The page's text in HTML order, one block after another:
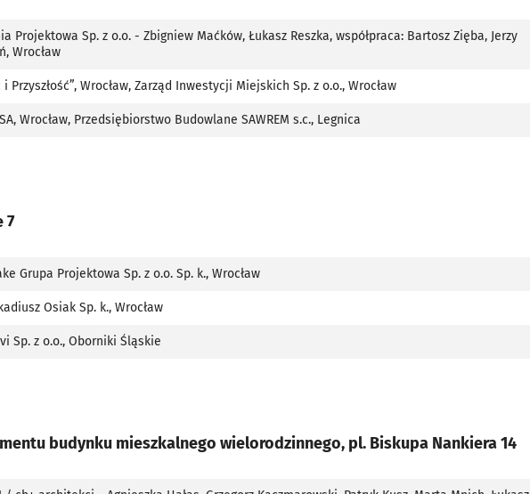
Projektowa Sp. z o.o. - Zbigniew Maćków, Łukasz Reszka, współpraca: Bartosz Zięba, Jerzy
Wrocław
Przyszłość”, Wrocław, Zarząd Inwestycji Miejskich Sp. z o.o., Wrocław
Wrocław, Przedsiębiorstwo Budowlane SAWREM s.c., Legnica
7
Grupa Projektowa Sp. z o.o. Sp. k., Wrocław
Osiak Sp. k., Wrocław
Sp. z o.o., Oborniki Śląskie
budynku mieszkalnego wielorodzinnego, pl. Biskupa Nankiera 14